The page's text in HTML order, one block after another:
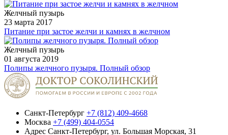
Желчный пузырь
23 марта 2017
Питание при застое желчи и камнях в желчном
Желчный пузырь
01 августа 2019
Полипы желчного пузыря. Полный обзор
Санкт-Петербург +7 (812) 409-4668
Москва +7 (499) 404-0554
Адрес Санкт-Петербург, ул. Большая Морская, 31